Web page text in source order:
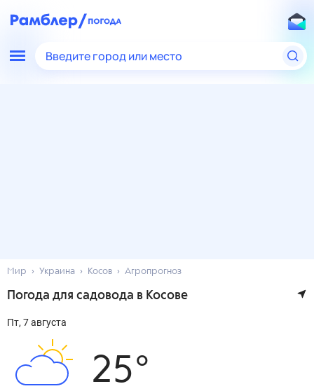
Введите город или место
Мир Украина Косов Агропрогноз
Погода для садовода в Косове
пт, 7 августа
25°